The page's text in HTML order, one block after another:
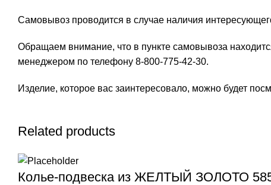
Самовывоз проводится в случае наличия
Обращаем внимание, что в пункте самовывоза
менеджером по телефону 8-800-775-42-30.
Изделие, которое вас заинтересовало, можно будет
Related products
Колье-подвеска из ЖЕЛТЫЙ ЗОЛОТО